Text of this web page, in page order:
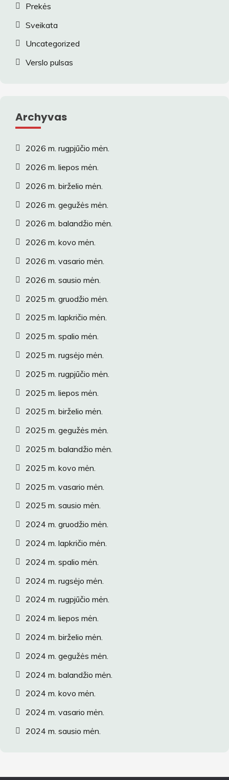
Prekės
Sveikata
Uncategorized
Verslo pulsas
Archyvas
2026 m. rugpjūčio mėn.
2026 m. liepos mėn.
2026 m. birželio mėn.
2026 m. gegužės mėn.
2026 m. balandžio mėn.
2026 m. kovo mėn.
2026 m. vasario mėn.
2026 m. sausio mėn.
2025 m. gruodžio mėn.
2025 m. lapkričio mėn.
2025 m. spalio mėn.
2025 m. rugsėjo mėn.
2025 m. rugpjūčio mėn.
2025 m. liepos mėn.
2025 m. birželio mėn.
2025 m. gegužės mėn.
2025 m. balandžio mėn.
2025 m. kovo mėn.
2025 m. vasario mėn.
2025 m. sausio mėn.
2024 m. gruodžio mėn.
2024 m. lapkričio mėn.
2024 m. spalio mėn.
2024 m. rugsėjo mėn.
2024 m. rugpjūčio mėn.
2024 m. liepos mėn.
2024 m. birželio mėn.
2024 m. gegužės mėn.
2024 m. balandžio mėn.
2024 m. kovo mėn.
2024 m. vasario mėn.
2024 m. sausio mėn.